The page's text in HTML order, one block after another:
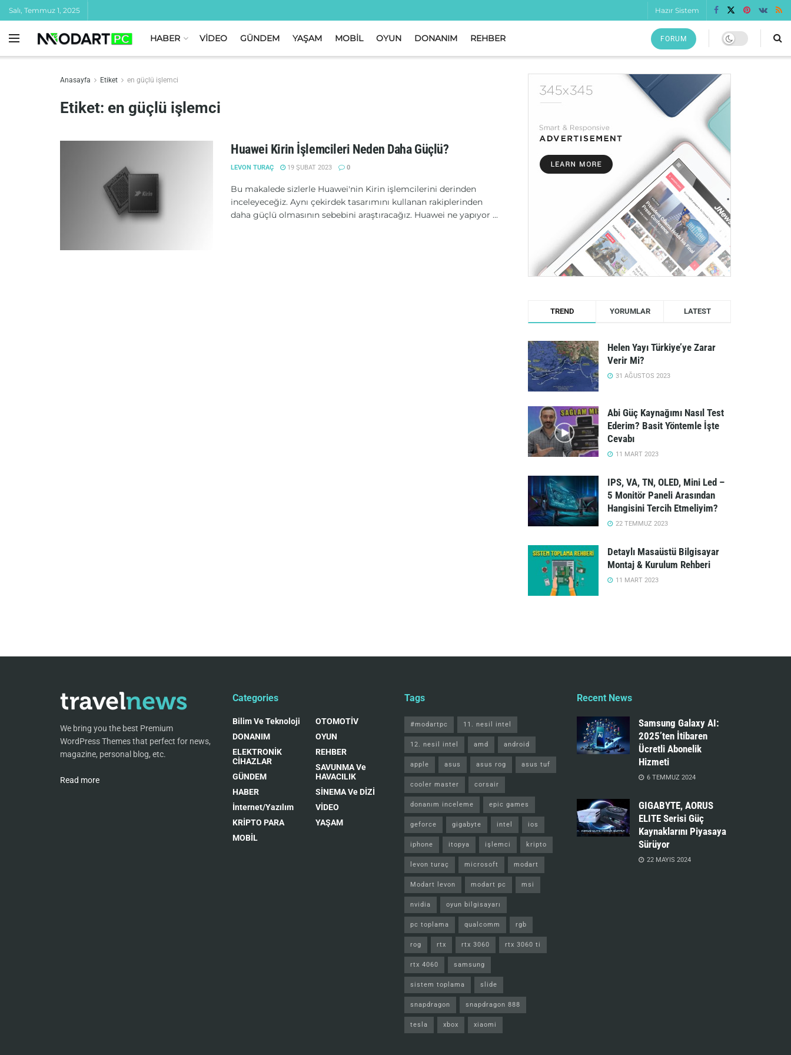
Salı, Temmuz 1, 2025 Hazır Sistem
HABER VİDEO GÜNDEM YAŞAM MOBİL OYUN DONANIM REHBER FORUM
Anasayfa Etiket en güçlü işlemci
Etiket: en güçlü işlemci
Huawei Kirin İşlemcileri Neden Daha Güçlü?
LEVON TURAÇ 19 ŞUBAT 2023 0
Bu makalede sizlerle Huawei'nin Kirin işlemcilerini derinden
inceleyeceğiz. Aynı çekirdek tasarımını kullanan rakiplerinden
daha güçlü olmasının sebebini araştıracağız. Huawei ne yapıyor ...
TREND YORUMLAR LATEST
Helen Yayı Türkiye’ye Zarar
Verir Mi?
31 AĞUSTOS 2023
Abi Güç Kaynağımı Nasıl Test
Ederim? Basit Yöntemle İşte
Cevabı
11 MART 2023
IPS, VA, TN, OLED, Mini Led –
5 Monitör Paneli Arasından
Hangisini Tercih Etmeliyim?
22 TEMMUZ 2023
Detaylı Masaüstü Bilgisayar
Montaj & Kurulum Rehberi
11 MART 2023
We bring you the best Premium
WordPress Themes that perfect for news,
magazine, personal blog, etc.
Read more
Categories
Bilim Ve Teknoloji
DONANIM
ELEKTRONİK
CİHAZLAR
GÜNDEM
HABER
İnternet/Yazılım
KRİPTO PARA
MOBİL
OTOMOTİV
OYUN
REHBER
SAVUNMA Ve
HAVACILIK
SİNEMA Ve DİZİ
VİDEO
YAŞAM
Tags
#modartpc 11. nesil intel
12. nesil intel amd android
apple asus asus rog asus tuf
cooler master corsair
donanım inceleme epic games
geforce gigabyte intel ios
iphone itopya işlemci kripto
levon turaç microsoft modart
Modart levon modart pc msi
nvidia oyun bilgisayarı
pc toplama qualcomm rgb
rog rtx rtx 3060 rtx 3060 ti
rtx 4060 samsung
sistem toplama slide
snapdragon snapdragon 888
tesla xbox xiaomi
Recent News
Samsung Galaxy AI:
2025’ten İtibaren
Ücretli Abonelik
Hizmeti
6 TEMMUZ 2024
GIGABYTE, AORUS
ELITE Serisi Güç
Kaynaklarını Piyasaya
Sürüyor
22 MAYIS 2024